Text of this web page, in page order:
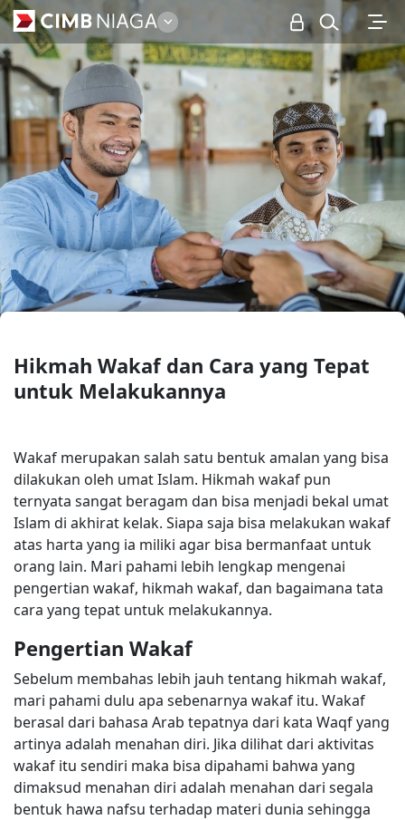
Personal
Hikmah Wakaf dan Cara yang Tepat
untuk Melakukannya
Wakaf merupakan salah satu bentuk amalan yang bisa
dilakukan oleh umat Islam. Hikmah wakaf pun
ternyata sangat beragam dan bisa menjadi bekal umat
Islam di akhirat kelak. Siapa saja bisa melakukan wakaf
atas harta yang ia miliki agar bisa bermanfaat untuk
orang lain. Mari pahami lebih lengkap mengenai
pengertian wakaf, hikmah wakaf, dan bagaimana tata
cara yang tepat untuk melakukannya.
Pengertian Wakaf
Sebelum membahas lebih jauh tentang hikmah wakaf,
mari pahami dulu apa sebenarnya wakaf itu. Wakaf
berasal dari bahasa Arab tepatnya dari kata Waqf yang
artinya adalah menahan diri. Jika dilihat dari aktivitas
wakaf itu sendiri maka bisa dipahami bahwa yang
dimaksud menahan diri adalah menahan dari segala
bentuk hawa nafsu terhadap materi dunia sehingga